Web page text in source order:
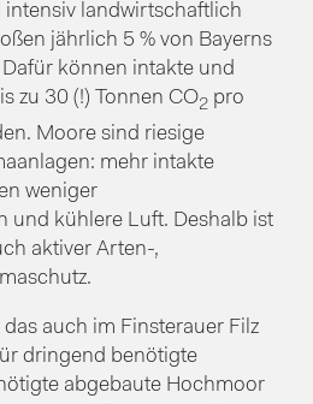
landwirtschaftlich
jährlich 5 % von Bayerns
Dafür können intakte und
zu 30 (!) Tonnen CO2 pro
Moore sind riesige
mehr intakte
weniger
und kühlere Luft. Deshalb ist
aktiver Arten-,
auch im Finsterauer Filz
dringend benötigte
abgebaute Hochmoor